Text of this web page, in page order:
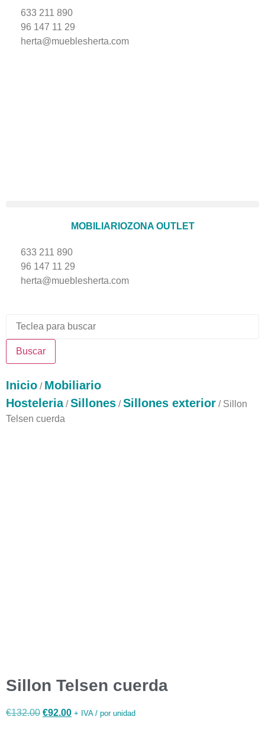
633 211 890
96 147 11 29
herta@mueblesherta.com
MOBILIARIOZONA OUTLET
633 211 890
96 147 11 29
herta@mueblesherta.com
Buscar
Inicio / Mobiliario
Hosteleria/Sillones /Sillones exterior / Sillon
Telsen cuerda
Sillon Telsen cuerda
€132.00 €92.00 + IVA / por unidad